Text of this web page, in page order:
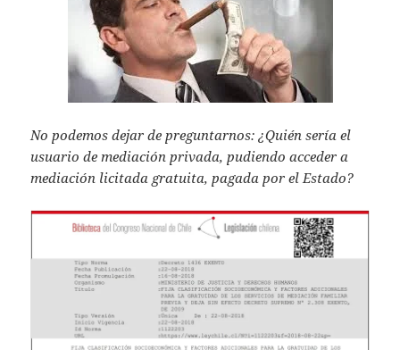
No podemos dejar de preguntarnos: ¿Quién sería el
usuario de mediación privada, pudiendo acceder a
mediación licitada gratuita, pagada por el Estado?